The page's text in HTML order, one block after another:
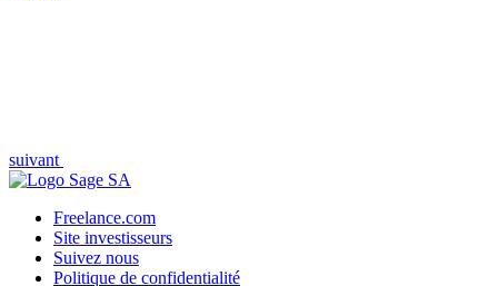
suivant
Freelance.com
Site investisseurs
Suivez nous
Politique de confidentialité